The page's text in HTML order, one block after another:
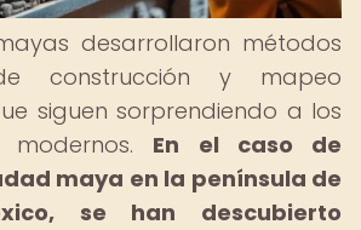
desarrollaron métodos
construcción y mapeo
siguen sorprendiendo a los
modernos. En el caso de
maya en la península de
se han descubierto